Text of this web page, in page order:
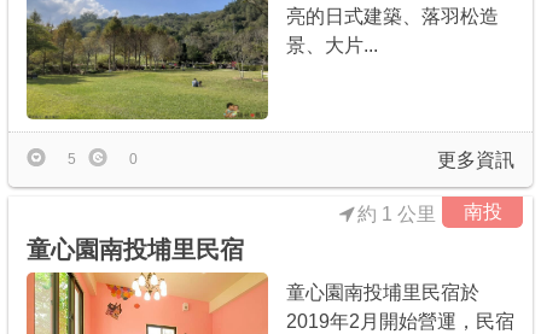
亮的日式建築、落羽松造
景、大片...
更多資訊
5 0
南投
約 1 公里
童心園南投埔里民宿
童心園南投埔里民宿於
2019年2月開始營運，民宿